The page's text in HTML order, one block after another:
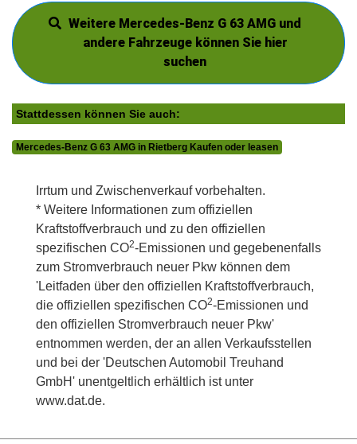
Weitere Mercedes-Benz G 63 AMG und
andere Fahrzeuge können Sie hier
suchen
Stattdessen können Sie auch:
Mercedes-Benz G 63 AMG in Rietberg Kaufen oder leasen
Irrtum und Zwischenverkauf vorbehalten.
* Weitere Informationen zum offiziellen
Kraftstoffverbrauch und zu den offiziellen
spezifischen CO2-Emissionen und gegebenenfalls
zum Stromverbrauch neuer Pkw können dem
'Leitfaden über den offiziellen Kraftstoffverbrauch,
die offiziellen spezifischen CO2-Emissionen und
den offiziellen Stromverbrauch neuer Pkw'
entnommen werden, der an allen Verkaufsstellen
und bei der 'Deutschen Automobil Treuhand
GmbH' unentgeltlich erhältlich ist unter
www.dat.de.